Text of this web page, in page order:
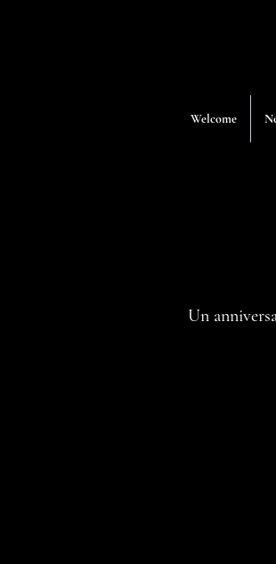
Welcome
Un